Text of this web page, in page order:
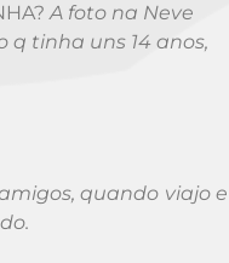
A foto na Neve
tinha uns 14 anos,
quando viajo e